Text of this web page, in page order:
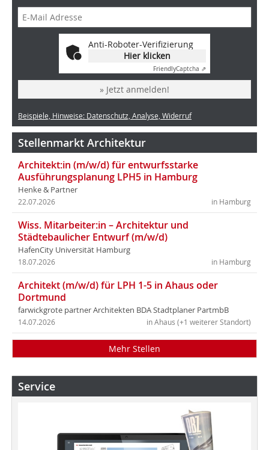
Anti-Roboter-Verifizierung
Hier klicken
FriendlyCaptcha ⇗
» Jetzt anmelden!
Beispiele, Hinweise: Datenschutz, Analyse, Widerruf
Stellenmarkt Architektur
Architekt:in (m/w/d) für entwurfsstarke
Ausführungsplanung LPH5 in Hamburg
Henke & Partner
in Hamburg
22.07.2026
Wiss. Mitarbeiter:in – Architektur und
Städtebaulicher Entwurf (m/w/d)
HafenCity Universität Hamburg
in Hamburg
18.07.2026
Architekt (m/w/d) für LPH 1-5 in Ahaus oder
Dortmund
farwickgrote partner Architekten BDA Stadtplaner PartmbB
in Ahaus (+1 weiterer Standort)
14.07.2026
Mehr Stellen
Service